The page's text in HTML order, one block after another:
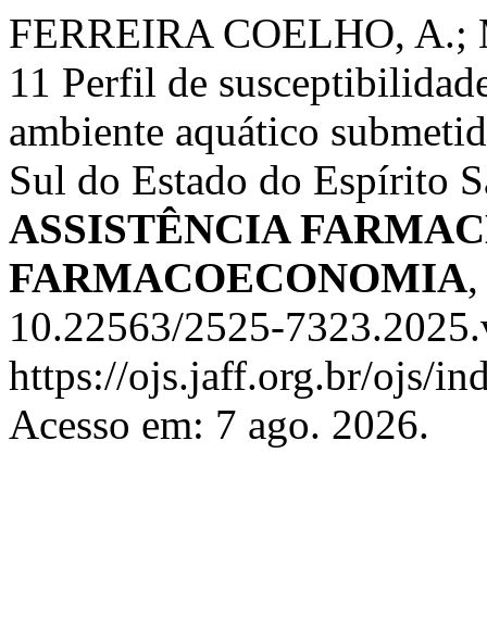
FERREIRA COELHO,
11 Perfil de
ambiente aquático
Sul do Estado do Espírito
ASSISTÊNCIA
FARMACOECONOMIA
10.22563/2525-
https://ojs.jaff.org.br/ojs/
Acesso em: 7 ago. 2026.